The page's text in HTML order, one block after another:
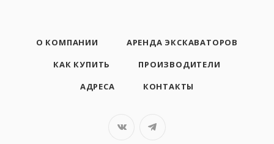
О КОМПАНИИ
АРЕНДА ЭКСКАВАТОРОВ
КАК КУПИТЬ
ПРОИЗВОДИТЕЛИ
АДРЕСА
КОНТАКТЫ